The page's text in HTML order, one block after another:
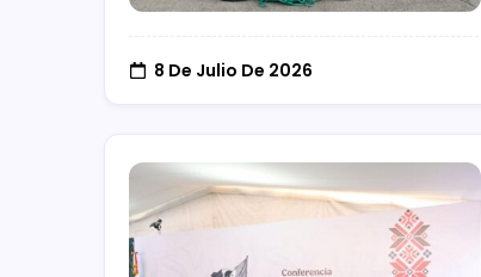
8 De Julio De 2026